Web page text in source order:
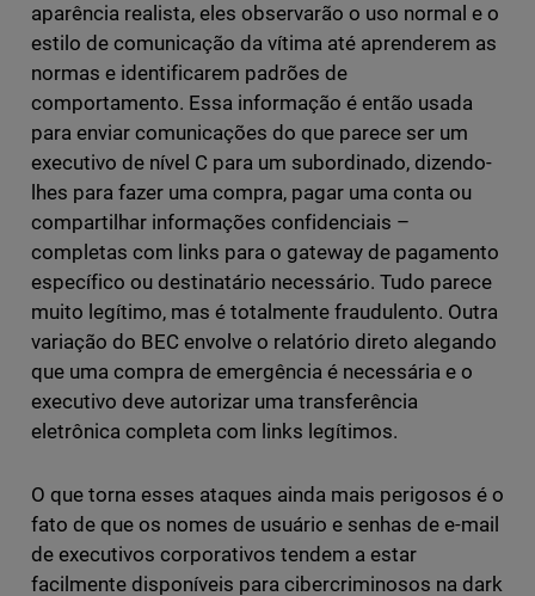
aparência realista, eles observarão o uso normal e o
estilo de comunicação da vítima até aprenderem as
normas e identificarem padrões de
comportamento. Essa informação é então usada
para enviar comunicações do que parece ser um
executivo de nível C para um subordinado, dizendo-
lhes para fazer uma compra, pagar uma conta ou
compartilhar informações confidenciais –
completas com links para o gateway de pagamento
específico ou destinatário necessário. Tudo parece
muito legítimo, mas é totalmente fraudulento. Outra
variação do BEC envolve o relatório direto alegando
que uma compra de emergência é necessária e o
executivo deve autorizar uma transferência
eletrônica completa com links legítimos.
O que torna esses ataques ainda mais perigosos é o
fato de que os nomes de usuário e senhas de e-mail
de executivos corporativos tendem a estar
facilmente disponíveis para cibercriminosos na dark